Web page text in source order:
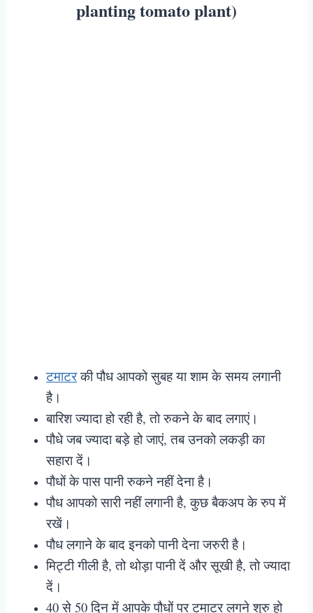
planting tomato plant)
टमाटरकी पौध आपको सुबह या शाम के समय लगानी
है।
बारिश ज्यादा हो रही है, तो रुकने के बाद लगाएं।
पौधे जब ज्यादा बड़े हो जाएं, तब उनको लकड़ी का
सहारा दें।
पौधों के पास पानी रुकने नहीं देना है।
पौध आपको सारी नहीं लगानी है, कुछ बैकअप के रुप में
रखें।
पौध लगाने के बाद इनको पानी देना जरुरी है।
मिट्टी गीली है, तो थोड़ा पानी दें और सूखी है, तो ज्यादा
दें।
40 से 50 दिन में आपके पौधों पर टमाटर लगने शुरु हो